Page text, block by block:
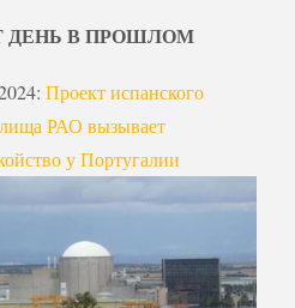
ДЕНЬ В ПРОШЛОМ
: Проект испанского
РАО вызывает
у Португалии